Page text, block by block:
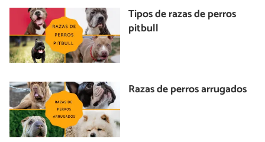
Tipos de razas de perros
pitbull
Razas de perros arrugados